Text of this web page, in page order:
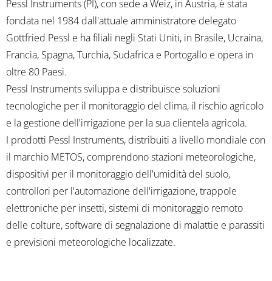
Pessl Instruments (PI), con sede a Weiz, in Austria, è stata
fondata nel 1984 dall'attuale amministratore delegato
Gottfried Pessl e ha filiali negli Stati Uniti, in Brasile, Ucraina,
Francia, Spagna, Turchia, Sudafrica e Portogallo e opera in
oltre 80 Paesi.
Pessl Instruments sviluppa e distribuisce soluzioni
tecnologiche per il monitoraggio del clima, il rischio agricolo
e la gestione dell'irrigazione per la sua clientela agricola.
I prodotti Pessl Instruments, distribuiti a livello mondiale con
il marchio METOS, comprendono stazioni meteorologiche,
dispositivi per il monitoraggio dell'umidità del suolo,
controllori per l'automazione dell'irrigazione, trappole
elettroniche per insetti, sistemi di monitoraggio remoto
delle colture, software di segnalazione di malattie e parassiti
e previsioni meteorologiche localizzate.